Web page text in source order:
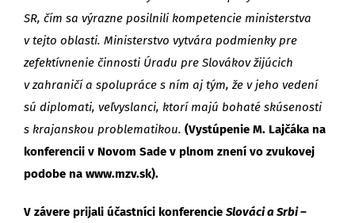
SR, čím sa výrazne posilnili kompetencie ministerstva
v tejto oblasti. Ministerstvo vytvára podmienky pre
zefektívnenie činnosti Úradu pre Slovákov žijúcich
v zahraničí a spolupráce s ním aj tým, že v jeho vedení
sú diplomati, veľvyslanci, ktorí majú bohaté skúsenosti
s krajanskou problematikou. (Vystúpenie M. Lajčáka na
konferencii v Novom Sade v plnom znení vo zvukovej
podobe na www.mzv.sk).
V závere prijali účastníci konferencie Slováci a Srbi –